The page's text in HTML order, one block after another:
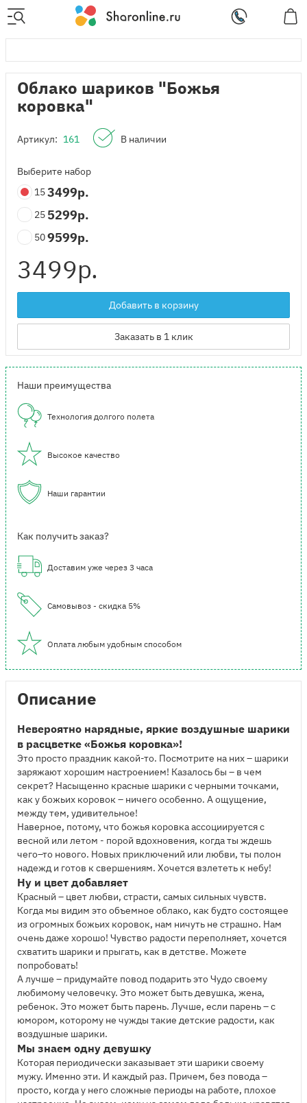
Облако шариков "Божья
коровка"
Артикул: 161 В наличии
Выберите набор
153499р.
25 5299р.
509599р.
3499р.
Добавить в корзину
Заказать в 1 клик
Наши преимущества
Технология долгого полета
Высокое качество
Наши гарантии
Как получить заказ?
Доставим уже через 3 часа
Самовывоз - скидка 5%
Оплата любым удобным способом
Описание
Невероятно нарядные, яркие воздушные шарики
в расцветке «Божья коровка»!
Это просто праздник какой-то. Посмотрите на них – шарики
заряжают хорошим настроением! Казалось бы – в чем
секрет? Насыщенно красные шарики с черными точками,
как у божьих коровок – ничего особенно. А ощущение,
между тем, удивительное!
Наверное, потому, что божья коровка ассоциируется с
весной или летом - порой вдохновения, когда ты ждешь
чего–то нового. Новых приключений или любви, ты полон
надежд и готов к свершениям. Хочется взлететь к небу!
Ну и цвет добавляет
Красный – цвет любви, страсти, самых сильных чувств.
Когда мы видим это объемное облако, как будто состоящее
из огромных божьих коровок, нам ничуть не страшно. Нам
очень даже хорошо! Чувство радости переполняет, хочется
схватить шарики и прыгать, как в детстве. Можете
попробовать!
А лучше – придумайте повод подарить это Чудо своему
любимому человечку. Это может быть девушка, жена,
ребенок. Это может быть парень. Лучше, если парень – с
юмором, которому не чужды такие детские радости, как
воздушные шарики.
Мы знаем одну девушку
Которая периодически заказывает эти шарики своему
мужу. Именно эти. И каждый раз. Причем, без повода –
просто, когда у него сложные периоды на работе, плохое